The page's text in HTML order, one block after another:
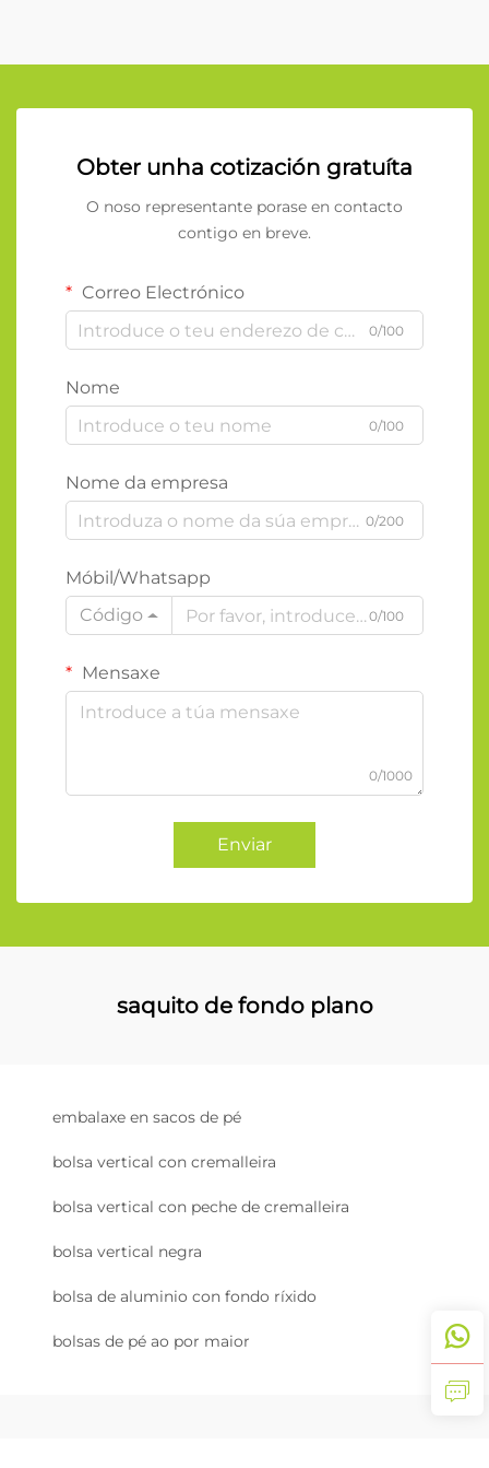
Obter unha cotización gratuíta
O noso representante porase en contacto
contigo en breve.
Correo Electrónico
0/100
Nome
0/100
Nome da empresa
0/200
Móbil/Whatsapp
Código
0/100
Mensaxe
0/1000
Enviar
saquito de fondo plano
embalaxe en sacos de pé
bolsa vertical con cremalleira
bolsa vertical con peche de cremalleira
bolsa vertical negra
bolsa de aluminio con fondo ríxido
bolsas de pé ao por maior